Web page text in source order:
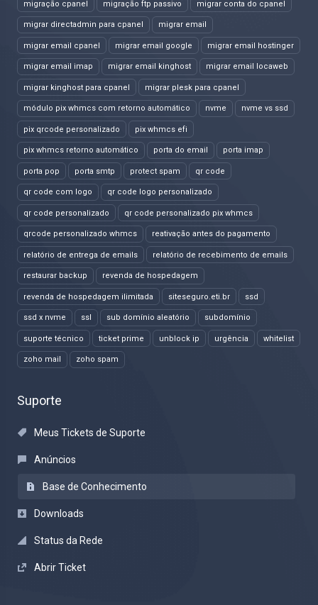
migração cpanel migração ftp passivo migrar conta do cpanel
migrar directadmin para cpanel migrar email
migrar email cpanel migrar email google migrar email hostinger
migrar email imap migrar email kinghost migrar email locaweb
migrar kinghost para cpanel migrar plesk para cpanel
módulo pix whmcs com retorno automático nvme nvme vs ssd
pix qrcode personalizado pix whmcs efi
pix whmcs retorno automático porta do email porta imap
porta pop porta smtp protect spam qr code
qr code com logo qr code logo personalizado
qr code personalizado qr code personalizado pix whmcs
qrcode personalizado whmcs reativação antes do pagamento
relatório de entrega de emails relatório de recebimento de emails
restaurar backup revenda de hospedagem
revenda de hospedagem ilimitada siteseguro.eti.br ssd
ssd x nvme ssl sub domínio aleatório subdomínio
suporte técnico ticket prime unblock ip urgência whitelist
zoho mail zoho spam
Suporte
Meus Tickets de Suporte
Anúncios
Base de Conhecimento
Downloads
Status da Rede
Abrir Ticket